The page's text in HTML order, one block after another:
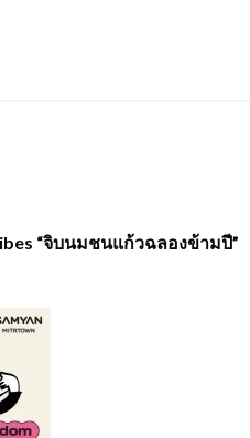
“จิบนมชนแก้วฉลองข้ามปี”